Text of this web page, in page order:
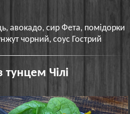
авокадо, сир Фета, помідорки
чорний, соус Гострий
тунцем Чілі